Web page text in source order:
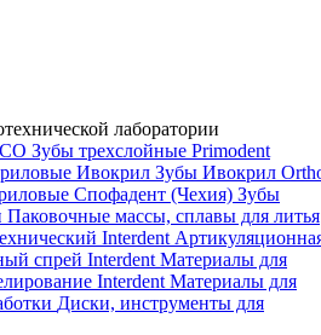
лаборатории
Зубы трехслойные Primodent
Ивокрил Зубы Ивокрил
Спофадент (Чехия) Зубы
Паковочные массы, сплавы для литья
Interdent
спрей Interdent Материалы для
Interdent Материалы для
Диски, инструменты для